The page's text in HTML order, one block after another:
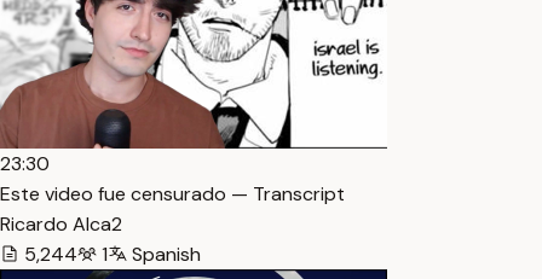
23:30
Este video fue censurado — Transcript
Ricardo Alca2
5,244
1 Spanish